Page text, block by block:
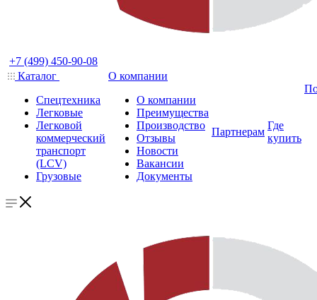
+7 (499) 450-90-08
Каталог
Спецтехника
Легковые
Легковой
коммерческий
транспорт
(LCV)
Грузовые
О компании
О компании
Преимущества
Производство
Отзывы
Новости
Вакансии
Документы
Партнерам
Где
купить